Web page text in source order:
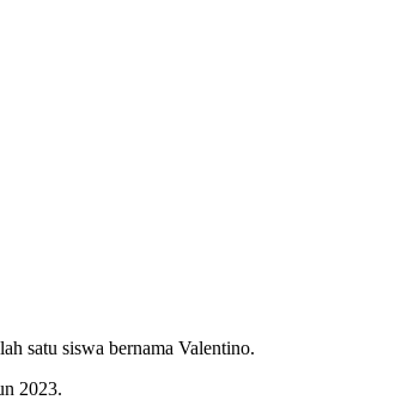
satu siswa bernama Valentino.
2023.